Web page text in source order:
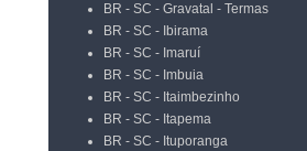
BR - SC - Gravatal - Termas
BR - SC - Ibirama
BR - SC - Imaruí
BR - SC - Imbuia
BR - SC - Itaimbezinho
BR - SC - Itapema
BR - SC - Ituporanga